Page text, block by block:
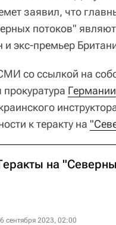
заявил, что
потоков"
экс-премьер
со ссылкой на
Германии
к теракту на
на
сентября 2023, 02:00